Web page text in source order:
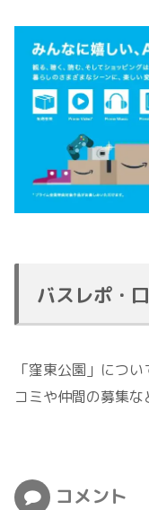
バスレポ・
「窪東公園」につ
コミや仲間の募集な
コメント